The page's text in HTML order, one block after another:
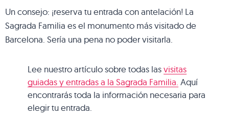
Un consejo: ¡reserva tu entrada con antelación! La
Sagrada Familia es el monumento más visitado de
Barcelona. Sería una pena no poder visitarla.
Lee nuestro artículo sobre todas lasvisitas
guiadas y entradas a la Sagrada Familia. Aquí
encontrarás toda la información necesaria para
elegir tu entrada.